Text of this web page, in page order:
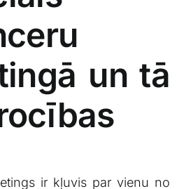
un⁤ tā
‍ir kļuvis ​par ⁢vienu no